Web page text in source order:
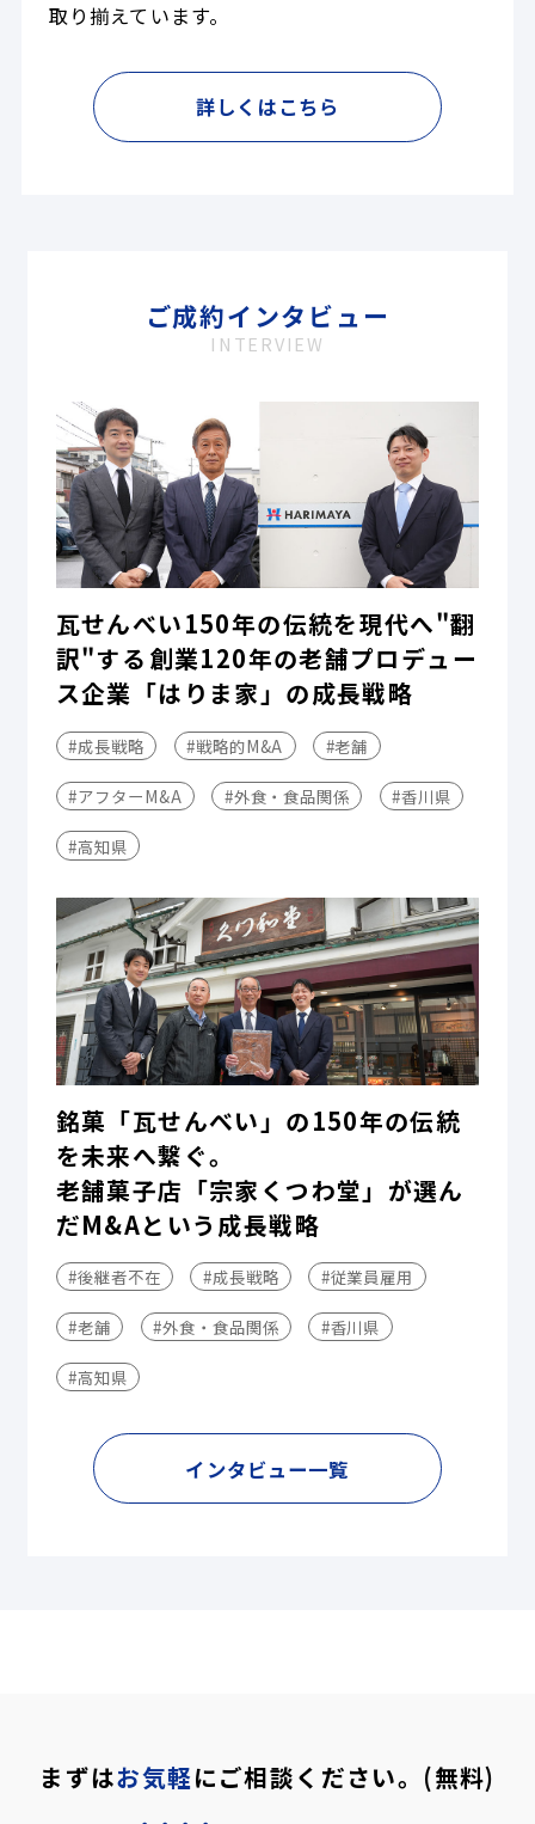
取り揃えています。
詳しくはこちら
ご成約インタビュー
INTERVIEW
瓦せんべい150年の伝統を現代へ"翻
訳"する――創業120年の老舗プロデュー
ス企業「はりま家」の成長戦略
#成長戦略 #戦略的M&A #老舗
#アフターM&A #外食・食品関係 #香川県
#高知県
銘菓「瓦せんべい」の150年の伝統
を未来へ繋ぐ。
老舗菓子店「宗家くつわ堂」が選ん
だM&Aという成長戦略
#後継者不在 #成長戦略 #従業員雇用
#老舗 #外食・食品関係 #香川県
#高知県
インタビュー一覧
まずはお気軽にご相談ください。(無料)